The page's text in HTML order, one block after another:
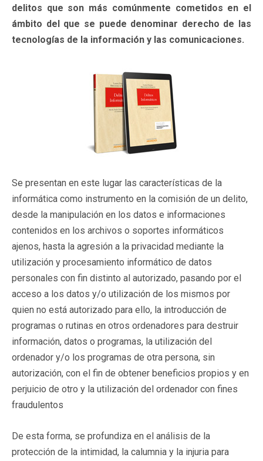
delitos que son más comúnmente cometidos en el
ámbito del que se puede denominar derecho de las
tecnologías de la información y las comunicaciones.
Se presentan en este lugar las características de la
informática como instrumento en la comisión de un delito,
desde la manipulación en los datos e informaciones
contenidos en los archivos o soportes informáticos
ajenos, hasta la agresión a la privacidad mediante la
utilización y procesamiento informático de datos
personales con fin distinto al autorizado, pasando por el
acceso a los datos y/o utilización de los mismos por
quien no está autorizado para ello, la introducción de
programas o rutinas en otros ordenadores para destruir
información, datos o programas, la utilización del
ordenador y/o los programas de otra persona, sin
autorización, con el fin de obtener beneficios propios y en
perjuicio de otro y la utilización del ordenador con fines
fraudulentos
De esta forma, se profundiza en el análisis de la
protección de la intimidad, la calumnia y la injuria para